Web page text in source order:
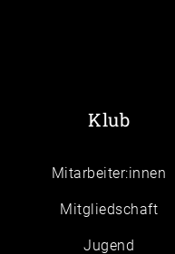
Klub
Mitarbeiter:innen
Mitgliedschaft
Jugend